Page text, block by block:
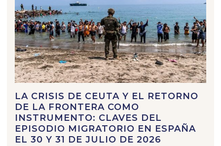
LA CRISIS DE CEUTA Y EL RETORNO
DE LA FRONTERA COMO
INSTRUMENTO: CLAVES DEL
EPISODIO MIGRATORIO EN ESPAÑA
EL 30 Y 31 DE JULIO DE 2026